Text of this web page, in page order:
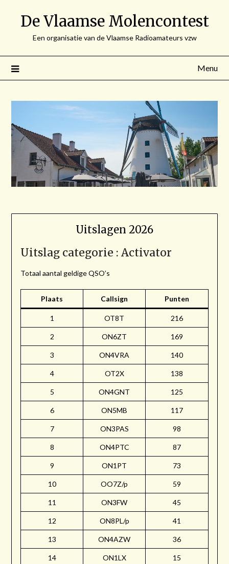
De Vlaamse Molencontest
Een organisatie van de Vlaamse Radioamateurs vzw
Menu
Uitslagen 2026
Uitslag categorie : Activator
Totaal aantal geldige QSO’s
Plaats Callsign Punten
1 OT8T 216
2 ON6ZT 169
3 ON4VRA 140
4 OT2X 138
5 ON4GNT 125
6 ON5MB 117
7 ON3PAS 98
8 ON4PTC 87
9 ON1PT 73
10 OO7Z/p 59
11 ON3FW 45
12 ON8PL/p 41
13 ON4AZW 36
14 ON1LX 15